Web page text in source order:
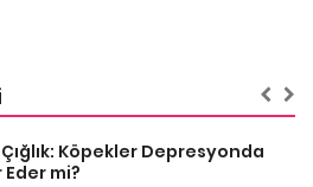
Köpekler Depresyonda
mi?